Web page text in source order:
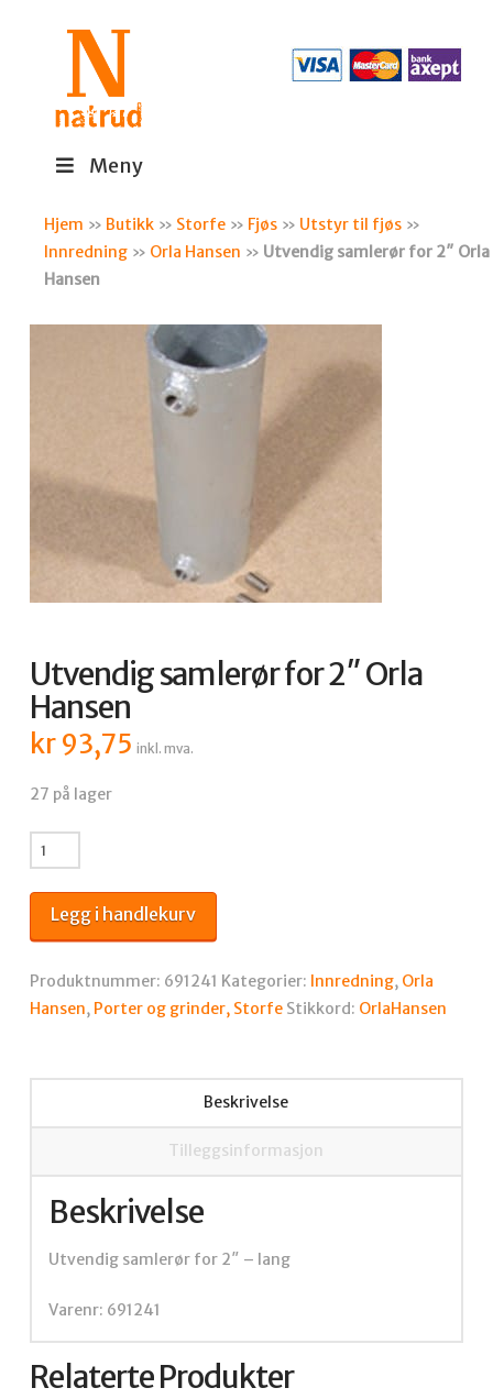
Meny
Hjem » Butikk » Storfe » Fjøs » Utstyr til fjøs »
Innredning » Orla Hansen » Utvendig samlerør for 2″ Orla
Hansen
Utvendig samlerør for 2″ Orla
Hansen
kr93,75 inkl. mva.
27 på lager
Utvendig
samlerør
for
Hansen
antall
Legg i handlekurv
Produktnummer: 691241 Kategorier: Innredning, Orla
Hansen, Porter og grinder, Storfe Stikkord: OrlaHansen
Beskrivelse
Tilleggsinformasjon
Beskrivelse
Utvendig samlerør for 2″ – lang
Varenr: 691241
Relaterte Produkter